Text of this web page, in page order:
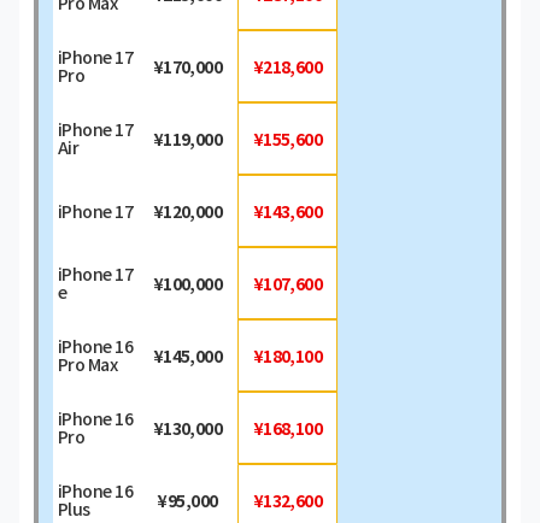
iPhone 17
Pro
iPhone 17
Air
iPhone 17
iPhone 17
e
iPhone 16
Pro Max
iPhone 16
Pro
iPhone 16
Plus
¥170,000
¥119,000
¥120,000
¥100,000
¥145,000
¥130,000
¥95,000
¥218,600
¥155,600
¥143,600
¥107,600
¥180,100
¥168,100
¥132,600